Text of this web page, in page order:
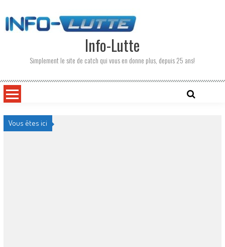
to
content
Info-Lutte
Simplement le site de catch qui vous en donne plus, depuis 25 ans!
Vous êtes ici